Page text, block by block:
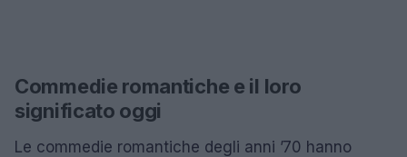
Commedie romantiche e il loro
significato oggi
Le commedie romantiche degli anni ’70 hanno